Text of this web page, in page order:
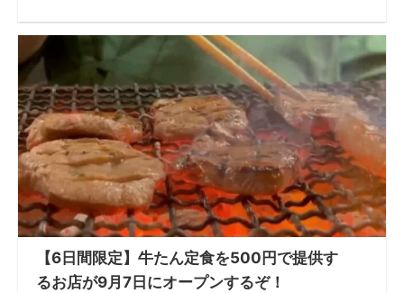
【6日間限定】牛たん定食を500円で提供す
るお店が9月7日にオープンするぞ！